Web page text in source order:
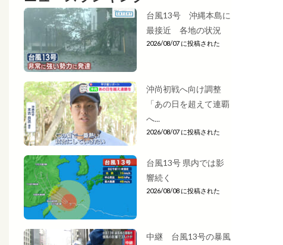
台風13号 沖縄本島に
最接近 各地の状況
2026/08/07 に投稿された
沖尚初戦へ向け調整
「あの日を超えて連覇
へ...
2026/08/07 に投稿された
台風13号 県内では影
響続く
2026/08/08 に投稿された
中継 台風13号の暴風